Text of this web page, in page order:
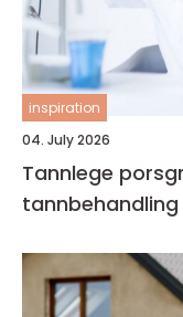
inspiration
04. July 2026
Tannlege porsgrunn trygg og